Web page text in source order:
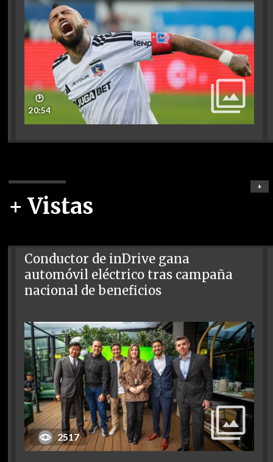
🕑
20:54
+ Vistas
+
Conductor de inDrive gana
automóvil eléctrico tras campaña
nacional de beneficios
2517